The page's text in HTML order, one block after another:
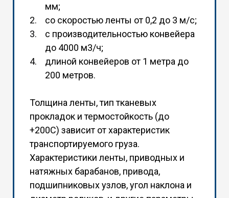
мм;
со скоростью ленты от 0,2 до 3 м/с;
с производительностью конвейера
до 4000 м3/ч;
длиной конвейеров от 1 метра до
200 метров.
Толщина ленты, тип тканевых
прокладок и термостойкость (до
+200С) зависит от характеристик
транспортируемого груза.
Характеристики ленты, приводных и
натяжных барабанов, привода,
подшипниковых узлов, угол наклона и